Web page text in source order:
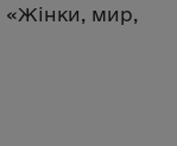
«Жінки, мир,